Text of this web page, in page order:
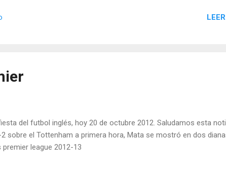
del futbol inglés, hoy 20 de octubre 2012. Saludamos esta
sobre el Tottenham a primera hora, Mata se mostró en dos
league 2012-13